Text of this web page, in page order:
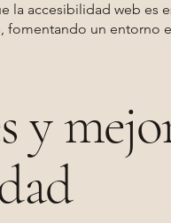
la accesibilidad web es
fomentando un entorno
y